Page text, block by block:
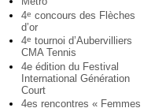
4e concours des Flèches
d’or
4e tournoi d’Aubervilliers
CMA Tennis
4e édition du Festival
International Génération
Court
4es rencontres « Femmes